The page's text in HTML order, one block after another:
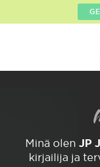
Minä olenJP
kirjailija ja